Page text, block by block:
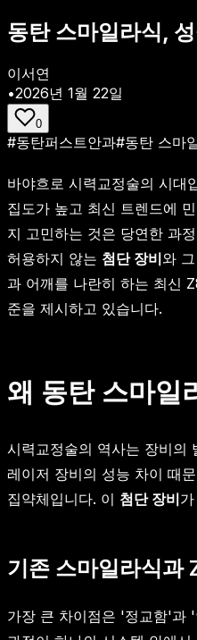
동탄 스마일라식,
이서연
•2026년 1월 22일
0
#동탄퍼스트안과#동탄 스마
바야흐로 시력교정술의 시대
집도가 높고 최신 트렌드에
지 고민하는 것은 당연한 과
허용하지 않는 첨단 장비와
과 어깨를 나란히 하는 최신
준을 제시하고 있습니다.
왜 동탄 스마일
시력교정술의 역사는 장비의
레이저 장비의 성능 차이 때
집약체입니다. 이 첨단 장비
기존 스마일라식과
가장 큰 차이점은 '정교함'과